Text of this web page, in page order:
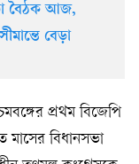
বৈঠক আজ,
বেড়া
প্রথম বিজেপি
মাসের বিধানসভা